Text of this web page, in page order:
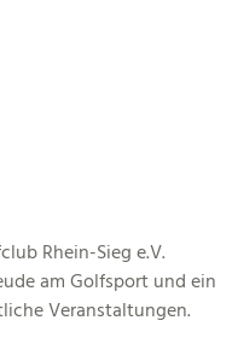
Rhein-Sieg e.V.
am Golfsport und ein
Veranstaltungen.